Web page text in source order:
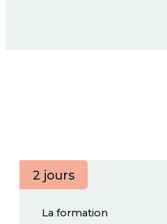
2 jours
La formation